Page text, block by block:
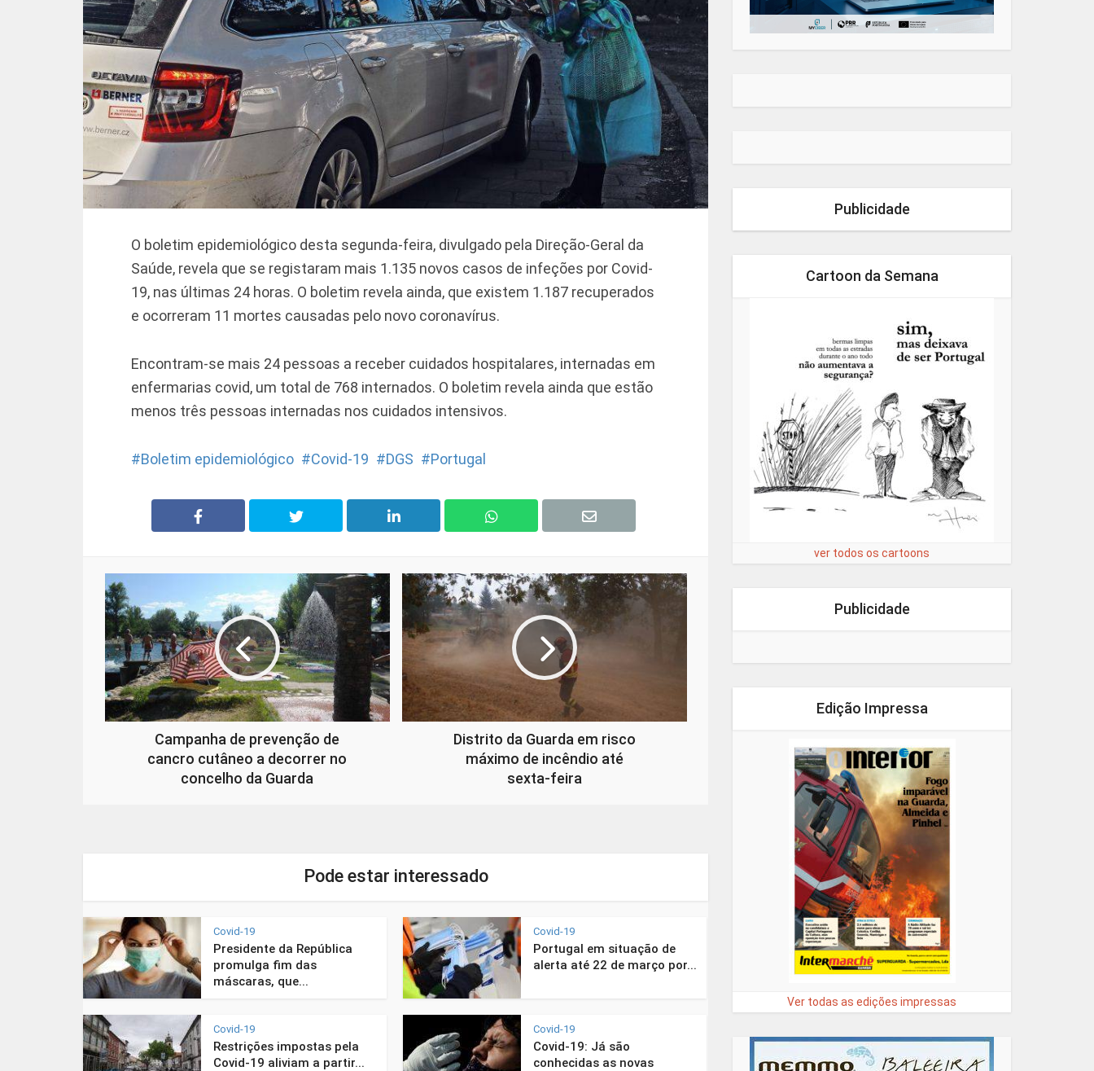
O boletim epidemiológico desta segunda-feira, divulgado pela Direção-Geral da
Saúde, revela que se registaram mais 1.135 novos casos de infeções por Covid-
19, nas últimas 24 horas. O boletim revela ainda, que existem 1.187 recuperados
e ocorreram 11 mortes causadas pelo novo coronavírus.
Encontram-se mais 24 pessoas a receber cuidados hospitalares, internadas em
enfermarias covid, um total de 768 internados. O boletim revela ainda que estão
menos três pessoas internadas nos cuidados intensivos.
Boletim epidemiológico Covid-19 DGS Portugal
Campanha de prevenção de
cancro cutâneo a decorrer no
concelho da Guarda
Distrito da Guarda em risco
máximo de incêndio até
sexta-feira
Pode estar interessado
Covid-19
Presidente da República
promulga fim das
máscaras, que...
Covid-19
Portugal em situação de
alerta até 22 de março por...
Covid-19
Restrições impostas pela
Covid-19 aliviam a partir...
Covid-19
Covid-19: Já são
conhecidas as novas
Publicidade
Cartoon da Semana
ver todos os cartoons
Publicidade
Edição Impressa
Ver todas as edições impressas